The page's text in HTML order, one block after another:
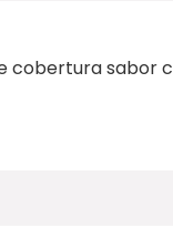
cobertura sabor